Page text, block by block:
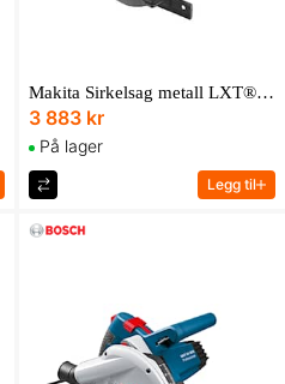
Makita Sirkelsag metall LXT® 18V, 150 mm, 4 200 min⁻¹
3 883 kr
På lager
Legg til